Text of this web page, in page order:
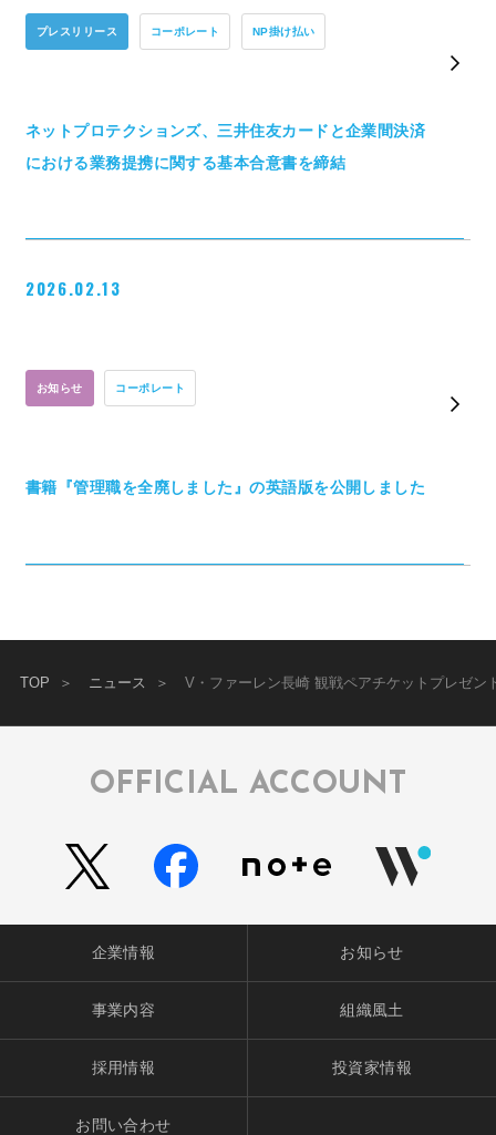
プレスリリース コーポレート NP掛け払い
ネットプロテクションズ、三井住友カードと企業間決済
における業務提携に関する基本合意書を締結
2026.02.13
お知らせ コーポレート
書籍『管理職を全廃しました』の英語版を公開しました
TOP ニュース V・ファーレン長崎 観戦ペアチケットプレゼン
OFFICIAL ACCOUNT
企業情報 お知らせ
事業内容 組織風土
採用情報 投資家情報
お問い合わせ